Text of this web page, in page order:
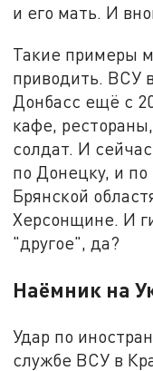
и его мать. И
Такие примеры
приводить. ВСУ
Донбасс ещё с
кафе,
солдат. И
по Донецку, и по
Брянской
Херсонщине. И
"другое", да?
Наёмник на
Удар по
службе ВСУ в